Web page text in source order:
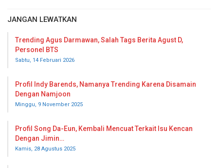
JANGAN LEWATKAN
Trending Agus Darmawan, Salah Tags Berita Agust D,
Personel BTS
Sabtu, 14 Februari 2026
Profil Indy Barends, Namanya Trending Karena Disamain
Dengan Namjoon
Minggu, 9 November 2025
Profil Song Da-Eun, Kembali Mencuat Terkait Isu Kencan
Dengan Jimin…
Kamis, 28 Agustus 2025